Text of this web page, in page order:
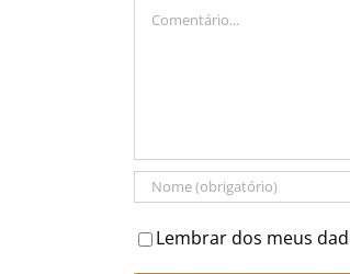
Lembrar dos meus